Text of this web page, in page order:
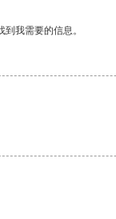
我需要的信息。